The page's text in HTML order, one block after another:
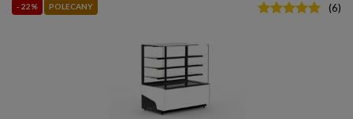
- 22% POLECANY (6)